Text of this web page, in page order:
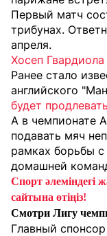
Первый матч
трибунах.
апреля.
Хосеп
Ранее стало
английского
будет продлевать
А в чемпионате
подавать мяч
рамках борьбы с
домашней
Спорт әлеміндегі
сайтына өтіңіз!
Смотри Лигу
Главный